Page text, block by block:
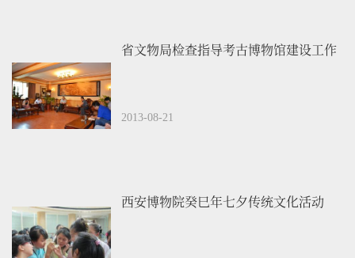
省文物局检查指导考古博物馆建设工作
2013-08-21
西安博物院癸巳年七夕传统文化活动